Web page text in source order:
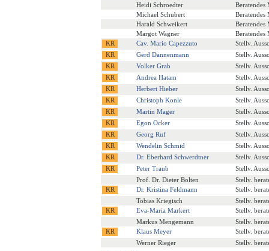
Heidi Schroedter
Beratendes
Michael Schubert
Beratendes
Harald Schweikert
Beratendes
Margot Wagner
Beratendes
Cav. Mario Capezzuto
Stellv.
Gerd Dannenmann
Stellv.
Volker Grab
Stellv.
Andrea Hatam
Stellv.
Herbert Hieber
Stellv.
Christoph Konle
Stellv.
Martin Mager
Stellv.
Egon Ocker
Stellv.
Georg Ruf
Stellv.
Wendelin Schmid
Stellv.
Dr. Eberhard Schwerdtner
Stellv.
Peter Traub
Stellv.
Prof. Dr. Dieter Bolten
Stellv.
Dr. Kristina Feldmann
Stellv.
Tobias Kriegisch
Stellv.
Eva-Maria Markert
Stellv.
Markus Mengemann
Stellv.
Klaus Meyer
Stellv.
Werner Rieger
Stellv.